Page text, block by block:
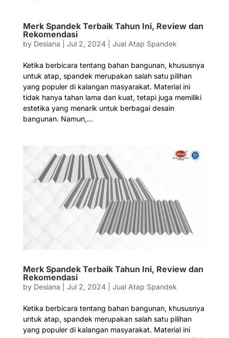
Merk Spandek Terbaik Tahun Ini, Review dan
Rekomendasi
by Desiana Jul 2, 2024| Jual Atap Spandek
Ketika berbicara tentang bahan bangunan, khususnya
untuk atap, spandek merupakan salah satu pilihan
yang populer di kalangan masyarakat. Material ini
tidak hanya tahan lama dan kuat, tetapi juga memiliki
estetika yang menarik untuk berbagai desain
bangunan. Namun,...
Merk Spandek Terbaik Tahun Ini, Review dan
Rekomendasi
by Desiana Jul 2, 2024| Jual Atap Spandek
Ketika berbicara tentang bahan bangunan, khususnya
untuk atap, spandek merupakan salah satu pilihan
yang populer di kalangan masyarakat. Material ini